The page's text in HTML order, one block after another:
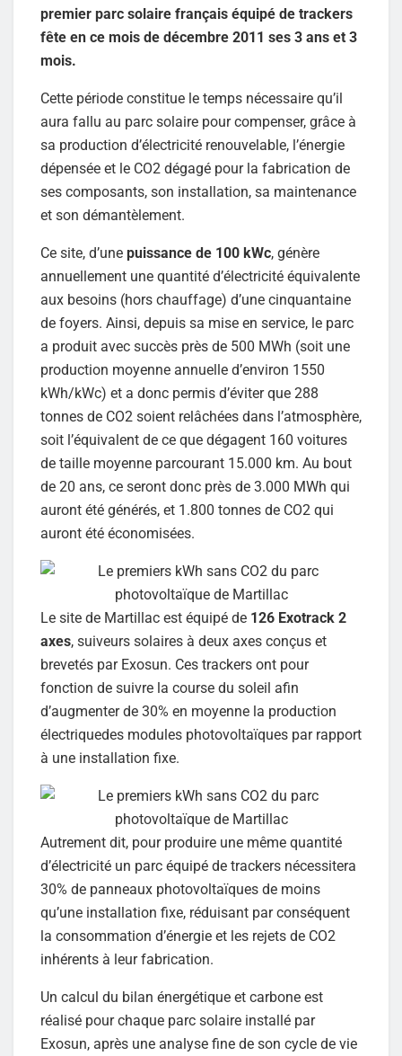
premier parc solaire français équipé de trackers
fête en ce mois de décembre 2011 ses 3 ans et 3
mois.
Cette période constitue le temps nécessaire qu’il
aura fallu au parc solaire pour compenser, grâce à
sa production d’électricité renouvelable, l’énergie
dépensée et le CO2 dégagé pour la fabrication de
ses composants, son installation, sa maintenance
et son démantèlement.
Ce site, d’une puissance de 100 kWc, génère
annuellement une quantité d’électricité équivalente
aux besoins (hors chauffage) d’une cinquantaine
de foyers. Ainsi, depuis sa mise en service, le parc
a produit avec succès près de 500 MWh (soit une
production moyenne annuelle d’environ 1550
kWh/kWc) et a donc permis d’éviter que 288
tonnes de CO2 soient relâchées dans l’atmosphère,
soit l’équivalent de ce que dégagent 160 voitures
de taille moyenne parcourant 15.000 km. Au bout
de 20 ans, ce seront donc près de 3.000 MWh qui
auront été générés, et 1.800 tonnes de CO2 qui
auront été économisées.
Le site de Martillac est équipé de 126 Exotrack 2
axes, suiveurs solaires à deux axes conçus et
brevetés par Exosun. Ces trackers ont pour
fonction de suivre la course du soleil afin
d’augmenter de 30% en moyenne la production
électriquedes modules photovoltaïques par rapport
à une installation fixe.
Autrement dit, pour produire une même quantité
d’électricité un parc équipé de trackers nécessitera
30% de panneaux photovoltaïques de moins
qu’une installation fixe, réduisant par conséquent
la consommation d’énergie et les rejets de CO2
inhérents à leur fabrication.
Un calcul du bilan énergétique et carbone est
réalisé pour chaque parc solaire installé par
Exosun, après une analyse fine de son cycle de vie